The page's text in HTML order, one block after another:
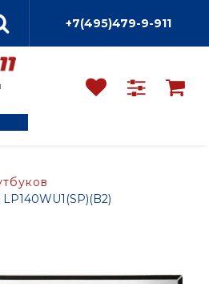
+7(495)479-9-911